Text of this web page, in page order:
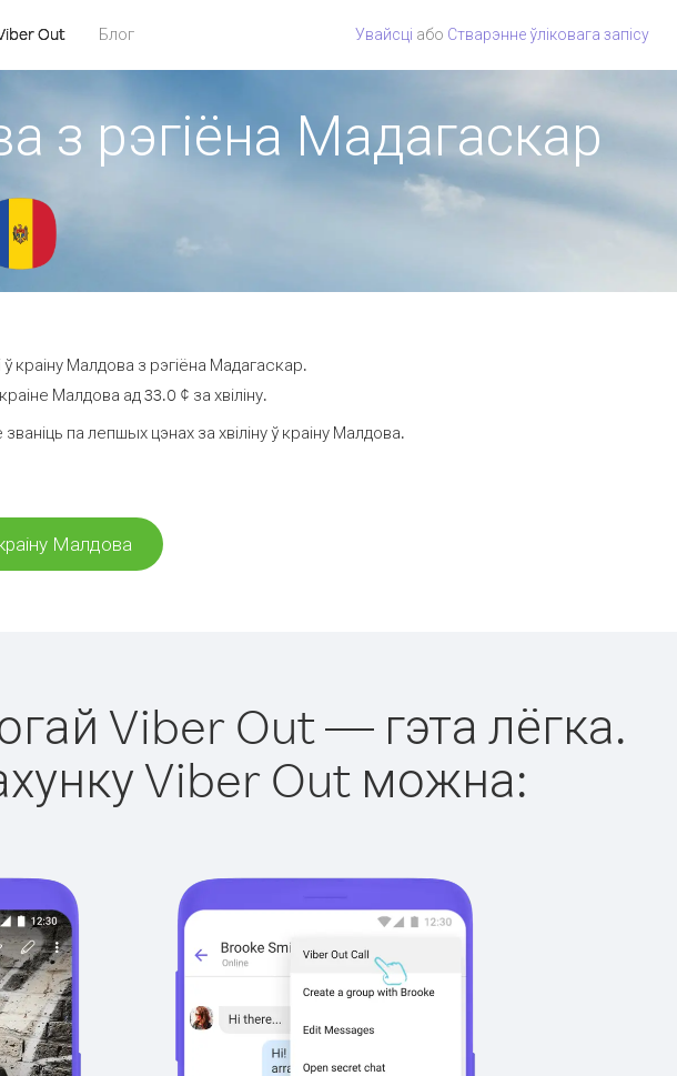
Out Блог Увайсці або Стварэнне ўліковага запісу
з рэгіёна Мадагаскар
Малдова з рэгіёна Мадагаскар.
Малдова ад 33.0 ¢ за хвіліну.
па лепшых цэнах за хвіліну ў краіну Малдова.
Малдова
Viber Out — гэта лёгка.
Viber Out можна: